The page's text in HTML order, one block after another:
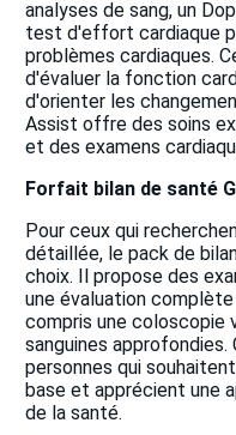
analyses de sang, un
test d'effort cardiaque
problèmes cardiaques.
d'évaluer la fonction
d'orienter les
Assist offre des soins
et des examens
Forfait bilan de santé
Pour ceux qui
détaillée, le pack de
choix. Il propose des
une évaluation
compris une coloscopie
sanguines
personnes qui
base et apprécient une
de la santé.